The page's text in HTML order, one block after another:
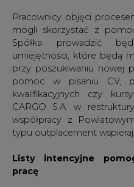
Pracownicy objęci
mogli skorzystać z
Spółka prowadzić
umiejętności, które będą
przy poszukiwaniu nowej
pomoc w pisaniu CV,
kwalifikacyjnych czy
CARGO S.A. w
współpracy z
typu outplacement
Listy intencyjne
pracę